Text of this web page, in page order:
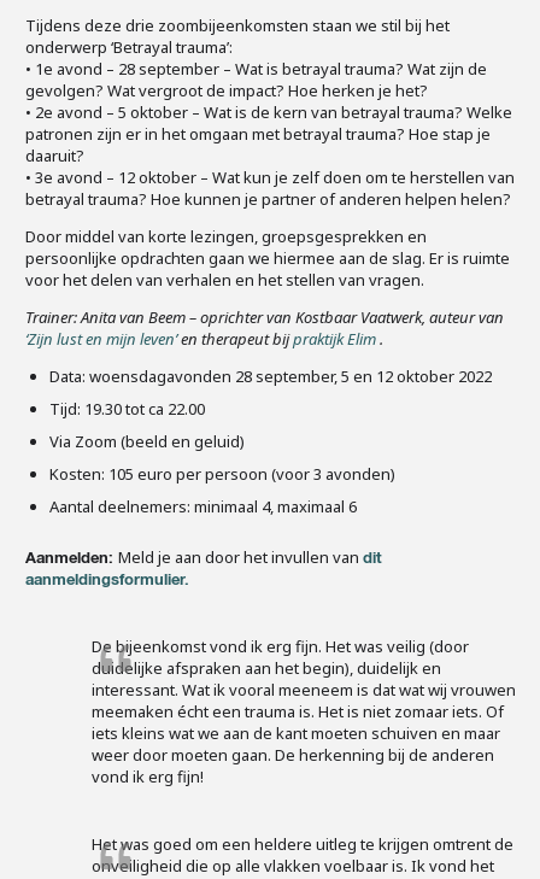
Tijdens deze drie zoombijeenkomsten staan we stil bij het
onderwerp ‘Betrayal trauma’:
• 1e avond – 28 september – Wat is betrayal trauma? Wat zijn de
gevolgen? Wat vergroot de impact? Hoe herken je het?
• 2e avond – 5 oktober – Wat is de kern van betrayal trauma? Welke
patronen zijn er in het omgaan met betrayal trauma? Hoe stap je
daaruit?
• 3e avond – 12 oktober – Wat kun je zelf doen om te herstellen van
betrayal trauma? Hoe kunnen je partner of anderen helpen helen?
Door middel van korte lezingen, groepsgesprekken en
persoonlijke opdrachten gaan we hiermee aan de slag. Er is ruimte
voor het delen van verhalen en het stellen van vragen.
Trainer: Anita van Beem – oprichter van Kostbaar Vaatwerk, auteur van
‘Zijn lust en mijn leven’en therapeut bijpraktijk Elim.
Data: woensdagavonden 28 september, 5 en 12 oktober 2022
Tijd: 19.30 tot ca 22.00
Via Zoom (beeld en geluid)
Kosten: 105 euro per persoon (voor 3 avonden)
Aantal deelnemers: minimaal 4, maximaal 6
Aanmelden: Meld je aan door het invullen van dit
aanmeldingsformulier.
De bijeenkomst vond ik erg fijn. Het was veilig (door
duidelijke afspraken aan het begin), duidelijk en
interessant. Wat ik vooral meeneem is dat wat wij vrouwen
meemaken écht een trauma is. Het is niet zomaar iets. Of
iets kleins wat we aan de kant moeten schuiven en maar
weer door moeten gaan. De herkenning bij de anderen
vond ik erg fijn!
Het was goed om een heldere uitleg te krijgen omtrent de
onveiligheid die op alle vlakken voelbaar is. Ik vond het